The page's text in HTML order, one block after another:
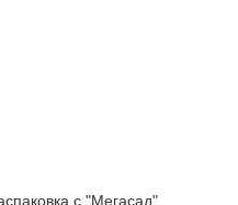
с "Мегасад"